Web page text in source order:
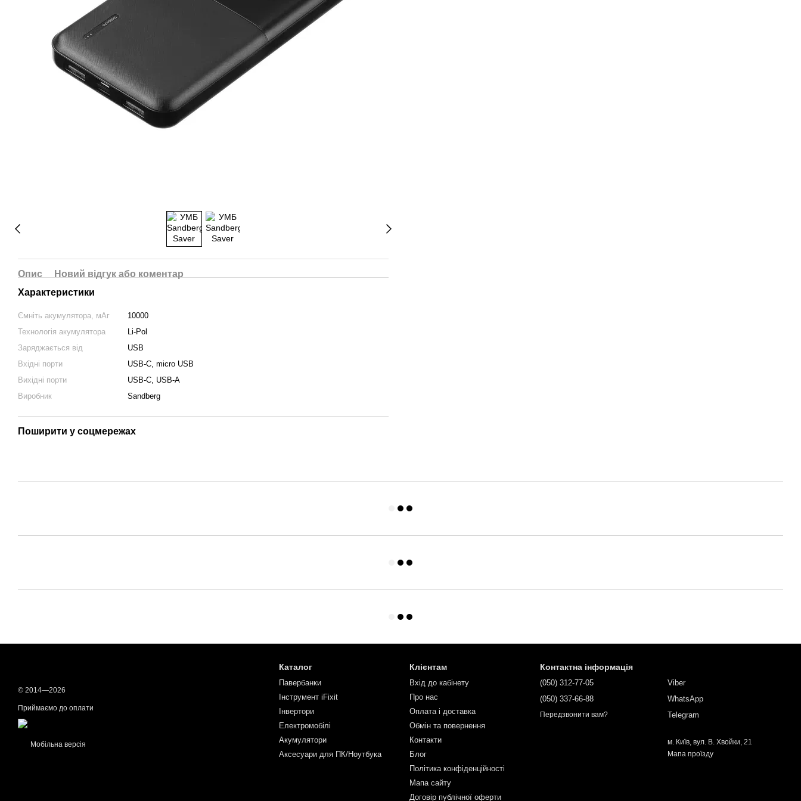
Опис
Новий відгук або коментар
Характеристики
Ємніть акумулятора, мАг
10000
Технологія акумулятора
Li-Pol
Заряджається від
USB
Вхідні порти
USB-C, micro USB
Вихідні порти
USB-C, USB-A
Виробник
Sandberg
Поширити у соцмережах
© 2014—2026
Приймаємо до оплати
Мобільна версія
Каталог
Павербанки
Інструмент iFixit
Інвертори
Електромобілі
Акумулятори
Аксесуари для ПК/Ноутбука
Клієнтам
Вхід до кабінету
Про нас
Оплата і доставка
Обмін та повернення
Контакти
Блог
Політика конфіденційності
Мапа сайту
Договір публічної оферти
Контактна інформація
(050) 312-77-05
(050) 337-66-88
Передзвонити вам?
Viber
WhatsApp
Telegram
м. Київ, вул. В. Хвойки, 21
Мапа проїзду